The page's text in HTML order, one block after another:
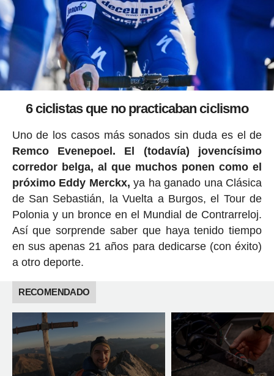
6 ciclistas que no practicaban ciclismo
Uno de los casos más sonados sin duda es el de
Remco Evenepoel. El (todavía) jovencísimo
corredor belga, al que muchos ponen como el
próximo Eddy Merckx, ya ha ganado una Clásica
de San Sebastián, la Vuelta a Burgos, el Tour de
Polonia y un bronce en el Mundial de Contrarreloj.
Así que sorprende saber que haya tenido tiempo
en sus apenas 21 años para dedicarse (con éxito)
a otro deporte.
RECOMENDADO